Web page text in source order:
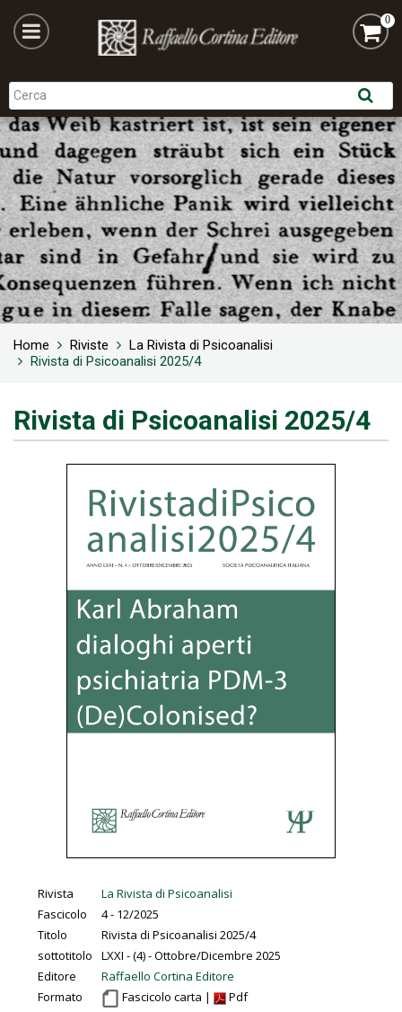
0
Home Riviste
La Rivista di Psicoanalisi
Rivista di Psicoanalisi 2025/4
Rivista di Psicoanalisi 2025/4
Rivista
La Rivista di Psicoanalisi
Fascicolo
4 - 12/2025
Titolo
Rivista di Psicoanalisi 2025/4
sottotitolo
LXXI - (4) - Ottobre/Dicembre 2025
Editore
Raffaello Cortina Editore
Formato
Fascicolo carta | Pdf